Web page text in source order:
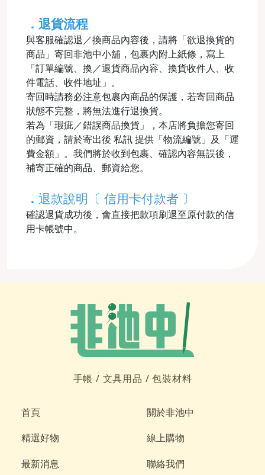
．退貨流程
與客服確認退／換商品內容後，請將「欲退換貨的
商品」寄回非池中小舖，包裹內附上紙條，寫上
「訂單編號、換／退貨商品內容、換貨收件人、收
件電話、收件地址」。
寄回時請務必注意包裹內商品的保護，若寄回商品
狀態不完整，將無法進行退換貨。
若為「瑕疵／錯誤商品換貨」，本店將負擔您寄回
的郵資，請於寄出後 私訊 提供「物流編號」及「運
費金額」。我們將於收到包裹、確認內容無誤後，
補寄正確的商品、郵資給您。
． 退款說明〔 信用卡付款者 〕
確認退貨成功後，會直接把款項刷退至原付款的信
用卡帳號中。
手帳 / 文具用品 /包裝材料
首頁
關於非池中
精選好物
線上購物
最新消息
聯絡我們